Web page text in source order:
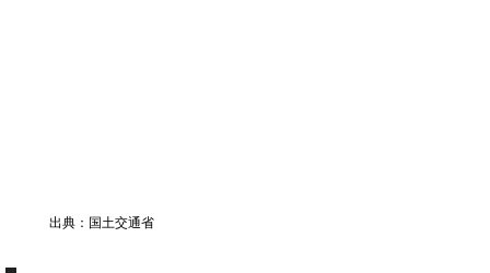
出典：国土交通省